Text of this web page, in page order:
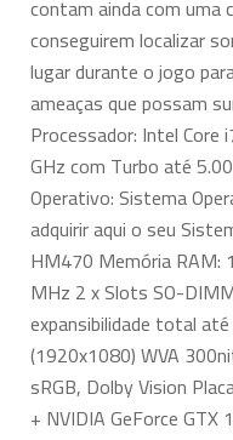
contam ainda com uma
conseguirem localizar
lugar durante o jogo
ameaças que possam
Processador: Intel
GHz com Turbo até
Operativo: Sistema
adquirir aqui o seu
HM470 Memória RAM:
MHz 2 x Slots SO-
expansibilidade total
(1920x1080) WVA
sRGB, Dolby Vision
+ NVIDIA GeForce GTX